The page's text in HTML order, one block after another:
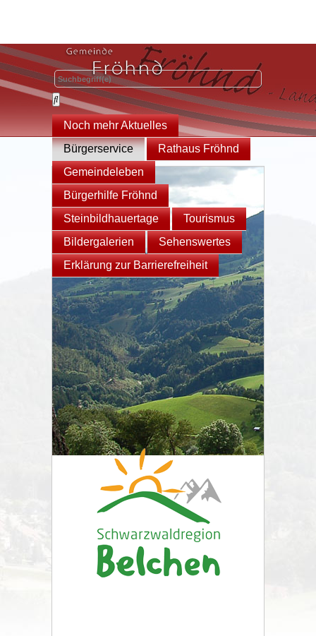
Noch mehr Aktuelles
Bürgerservice
Rathaus Fröhnd
Gemeindeleben
Bürgerhilfe Fröhnd
Steinbildhauertage
Tourismus
Bildergalerien
Sehenswertes
Erklärung zur Barrierefreiheit